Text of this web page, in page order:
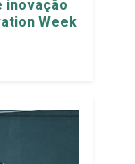
inovação
Week